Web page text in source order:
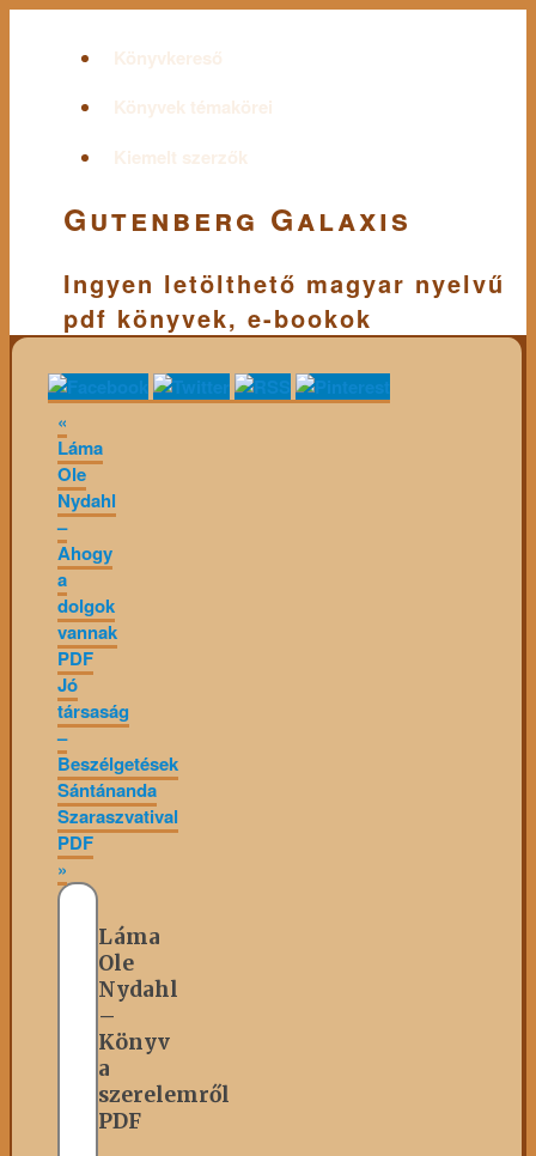
Könyvkereső
Könyvek témakörei
Kiemelt szerzők
Gutenberg Galaxis
Ingyen letölthető magyar nyelvű
pdf könyvek, e-bookok
«
Láma
Ole
Nydahl
–
Ahogy
a
dolgok
vannak
PDF
Jó
társaság
–
Beszélgetések
Sántánanda
Szaraszvatival
PDF
»
Láma
Ole
Nydahl
–
Könyv
a
szerelemről
PDF